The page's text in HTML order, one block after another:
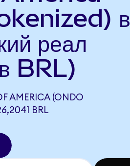
в
реал
BRL)
AMERICA (ONDO
BRL